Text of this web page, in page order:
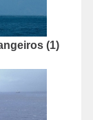
(1)